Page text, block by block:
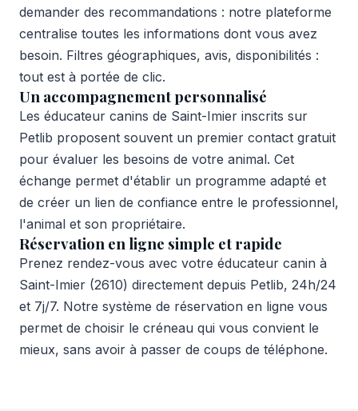
demander des recommandations : notre plateforme
centralise toutes les informations dont vous avez
besoin. Filtres géographiques, avis, disponibilités :
tout est à portée de clic.
Un accompagnement personnalisé
Les éducateur canins de Saint-Imier inscrits sur
Petlib proposent souvent un premier contact gratuit
pour évaluer les besoins de votre animal. Cet
échange permet d'établir un programme adapté et
de créer un lien de confiance entre le professionnel,
l'animal et son propriétaire.
Réservation en ligne simple et rapide
Prenez rendez-vous avec votre éducateur canin à
Saint-Imier (2610) directement depuis Petlib, 24h/24
et 7j/7. Notre système de réservation en ligne vous
permet de choisir le créneau qui vous convient le
mieux, sans avoir à passer de coups de téléphone.